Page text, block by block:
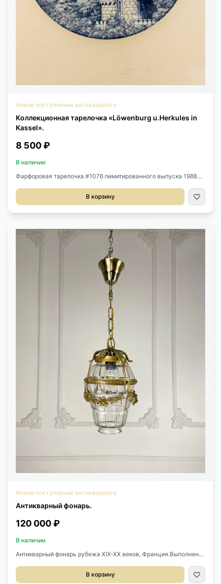
Новое поступление антиквариата
Коллекционная тарелочка «Löwenburg u.Herkules in
Kassel».
8 500 ₽
В наличии
Фарфоровая тарелочка #1076 лимитированного выпуска 1988
В корзину
Новое поступление антиквариата
Антикварный фонарь.
120 000 ₽
В наличии
Антикварный фонарь рубежа XIX-XX веков, Франция.Выполнен
светоточку.Диаметр 20 см.Высота 61 см. (С цепью).
В корзину